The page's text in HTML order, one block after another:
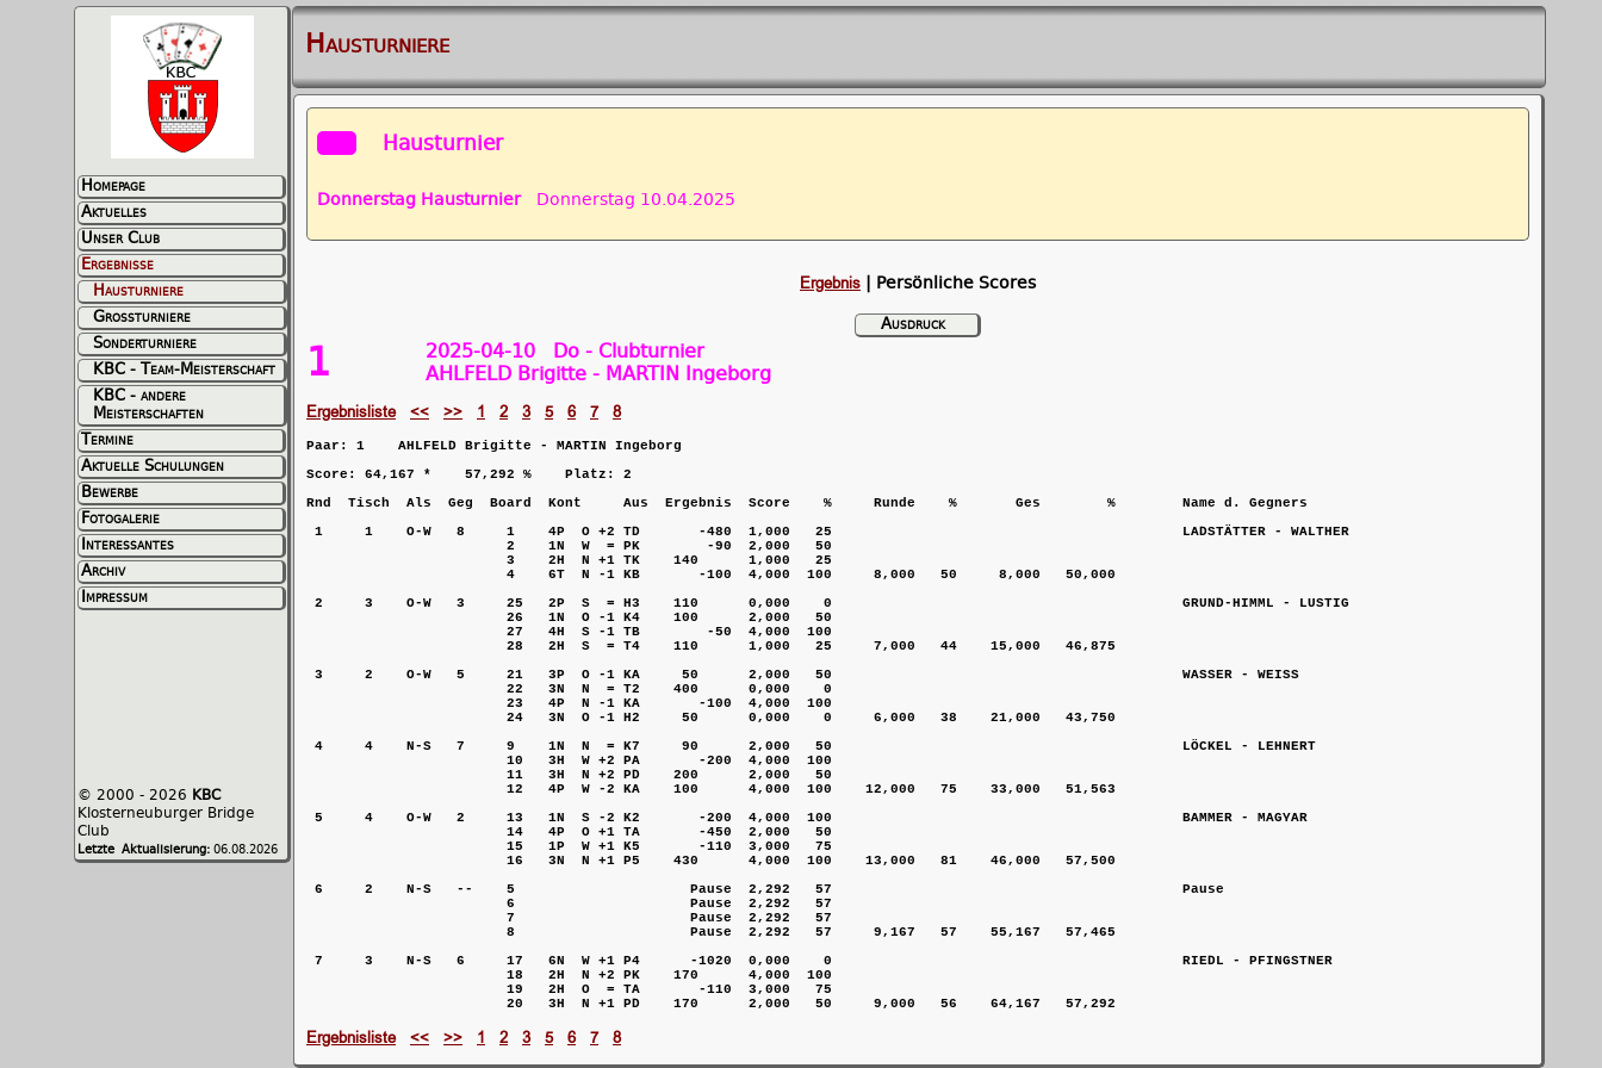
Homepage
Aktuelles
Unser Club
Ergebnisse
Hausturniere
Grossturniere
Sonderturniere
KBC - Team-Meisterschaft
KBC - andere
Meisterschaften
Termine
Aktuelle Schulungen
Bewerbe
Fotogalerie
Interessantes
Archiv
Impressum
© 2000 - 2026 KBC
Klosterneuburger Bridge
Club
Letzte Aktualisierung: 06.08.2026
Hausturniere
Hausturnier
Donnerstag HausturnierDonnerstag 10.04.2025
Ergebnis | Persönliche Scores
Ausdruck
1
2025-04-10 Do - Clubturnier
AHLFELD Brigitte - MARTIN Ingeborg
Ergebnisliste << >> 1 2 3 5 6 7 8
Paar: 1    AHLFELD Brigitte - MARTIN Ingeborg
Score: 64,167 *    57,292 %    Platz: 2
Rnd  Tisch  Als  Geg  Board  Kont     Aus  Ergebnis  Score    %     Runde    %       Ges        %        Name d. Gegners
1     1    O-W   8     1    4P  O +2 TD       -480  1,000   25                                          LADSTÄTTER - WALTHER
                        2    1N  W  = PK        -90  2,000   50
                        3    2H  N +1 TK    140      1,000   25
                        4    6T  N -1 KB       -100  4,000  100     8,000   50     8,000   50,000
2     3    O-W   3     25   2P  S  = H3    110      0,000    0                                          GRUND-HIMML - LUSTIG
                        26   1N  O -1 K4    100      2,000   50
                        27   4H  S -1 TB        -50  4,000  100
                        28   2H  S  = T4    110      1,000   25     7,000   44    15,000   46,875
3     2    O-W   5     21   3P  O -1 KA     50      2,000   50                                          WASSER - WEISS
                        22   3N  N  = T2    400      0,000    0
                        23   4P  N -1 KA       -100  4,000  100
                        24   3N  O -1 H2     50      0,000    0     6,000   38    21,000   43,750
4     4    N-S   7     9    1N  N  = K7     90      2,000   50                                          LÖCKEL - LEHNERT
                        10   3H  W +2 PA       -200  4,000  100
                        11   3H  N +2 PD    200      2,000   50
                        12   4P  W -2 KA    100      4,000  100    12,000   75    33,000   51,563
5     4    O-W   2     13   1N  S -2 K2       -200  4,000  100                                          BAMMER - MAGYAR
                        14   4P  O +1 TA       -450  2,000   50
                        15   1P  W +1 K5       -110  3,000   75
                        16   3N  N +1 P5    430      4,000  100    13,000   81    46,000   57,500
6     2    N-S   --    5                     Pause  2,292   57                                          Pause
                        6                     Pause  2,292   57
                        7                     Pause  2,292   57
                        8                     Pause  2,292   57     9,167   57    55,167   57,465
7     3    N-S   6     17   6N  W +1 P4      -1020  0,000    0                                          RIEDL - PFINGSTNER
                        18   2H  N +2 PK    170      4,000  100
                        19   2H  O  = TA       -110  3,000   75
Ergebnisliste << >> 1 2 3 5 6 7 8